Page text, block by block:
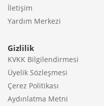
İletişim
Yardım Merkezi
Gizlilik
KVKK Bilgilendirmesi
Üyelik Sözleşmesi
Çerez Politikası
Aydınlatma Metni